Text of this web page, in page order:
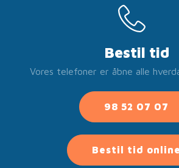
Bestil tid
Vores telefoner er åbne alle
98 52 07 07
Bestil tid online